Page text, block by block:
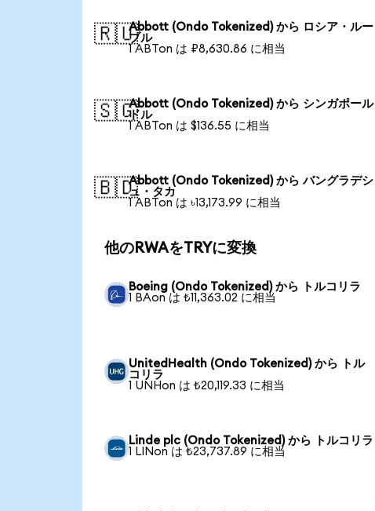
🇷🇺Abbott (Ondo Tokenized) から ロシア・ルー
ブル
1 ABTon は ₽8,630.86 に相当
🇸🇬Abbott (Ondo Tokenized) から シンガポール
ドル
1 ABTon は $136.55 に相当
🇧🇩Abbott (Ondo Tokenized) から バングラデシ
ュ・タカ
1 ABTon は ৳13,173.99 に相当
他のRWAをTRYに変換
Boeing (Ondo Tokenized) から トルコリラ
1 BAon は ₺11,363.02 に相当
UnitedHealth (Ondo Tokenized) から トル
コリラ
1 UNHon は ₺20,119.33 に相当
Linde plc (Ondo Tokenized) から トルコリラ
1 LINon は ₺23,737.89 に相当